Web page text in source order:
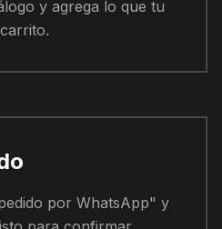
y agrega lo que tu
por WhatsApp" y